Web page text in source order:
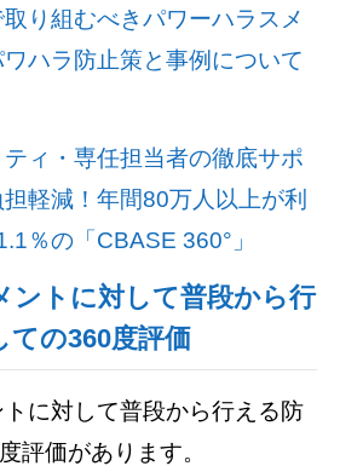
り組むべきパワーハラスメ
ハラ防止策と事例について
ィ・専任担当者の徹底サポ
軽減！年間80万人以上が利
％の「CBASE 360°」
ントに対して普段から行
ての360度評価
に対して普段から行える防
評価があります。